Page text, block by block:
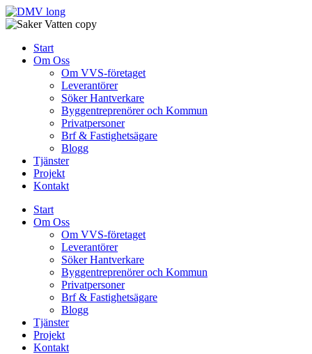
Skip
to
Start
Om Oss
Om VVS-företaget
Leverantörer
Söker Hantverkare
Byggentreprenörer och Kommun
Privatpersoner
Brf & Fastighetsägare
Blogg
Tjänster
Projekt
Kontakt
Start
Om Oss
Om VVS-företaget
Leverantörer
Söker Hantverkare
Byggentreprenörer och Kommun
Privatpersoner
Brf & Fastighetsägare
Blogg
Tjänster
Projekt
Kontakt